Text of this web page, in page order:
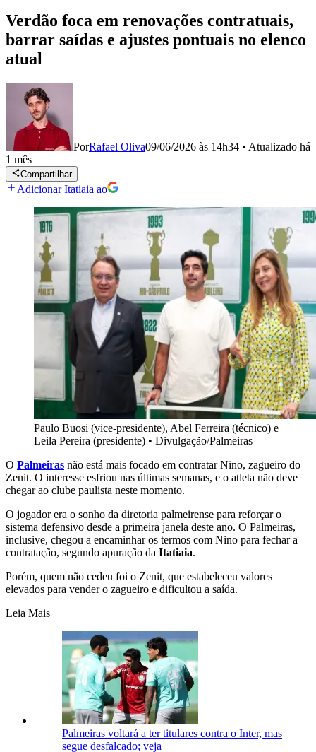
Verdão foca em renovações contratuais,
barrar saídas e ajustes pontuais no elenco
atual
PorRafael Oliva09/06/2026 às 14h34 • Atualizado há
1 mês
Compartilhar
Adicionar Itatiaia ao
Paulo Buosi (vice-presidente), Abel Ferreira (técnico) e
Leila Pereira (presidente) • Divulgação/Palmeiras
O Palmeiras não está mais focado em contratar Nino, zagueiro do
Zenit. O interesse esfriou nas últimas semanas, e o atleta não deve
chegar ao clube paulista neste momento.
O jogador era o sonho da diretoria palmeirense para reforçar o
sistema defensivo desde a primeira janela deste ano. O Palmeiras,
inclusive, chegou a encaminhar os termos com Nino para fechar a
contratação, segundo apuração da Itatiaia.
Porém, quem não cedeu foi o Zenit, que estabeleceu valores
elevados para vender o zagueiro e dificultou a saída.
Leia Mais
Palmeiras voltará a ter titulares contra o Inter, mas
segue desfalcado; veja